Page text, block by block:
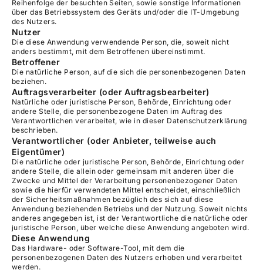
Reihenfolge der besuchten Seiten, sowie sonstige Informationen
über das Betriebssystem des Geräts und/oder die IT-Umgebung
des Nutzers.
Nutzer
Die diese Anwendung verwendende Person, die, soweit nicht
anders bestimmt, mit dem Betroffenen übereinstimmt.
Betroffener
Die natürliche Person, auf die sich die personenbezogenen Daten
beziehen.
Auftragsverarbeiter (oder Auftragsbearbeiter)
Natürliche oder juristische Person, Behörde, Einrichtung oder
andere Stelle, die personenbezogene Daten im Auftrag des
Verantwortlichen verarbeitet, wie in dieser Datenschutzerklärung
beschrieben.
Verantwortlicher (oder Anbieter, teilweise auch
Eigentümer)
Die natürliche oder juristische Person, Behörde, Einrichtung oder
andere Stelle, die allein oder gemeinsam mit anderen über die
Zwecke und Mittel der Verarbeitung personenbezogener Daten
sowie die hierfür verwendeten Mittel entscheidet, einschließlich
der Sicherheitsmaßnahmen bezüglich des sich auf diese
Anwendung beziehenden Betriebs und der Nutzung. Soweit nichts
anderes angegeben ist, ist der Verantwortliche die natürliche oder
juristische Person, über welche diese Anwendung angeboten wird.
Diese Anwendung
Das Hardware- oder Software-Tool, mit dem die
personenbezogenen Daten des Nutzers erhoben und verarbeitet
werden.